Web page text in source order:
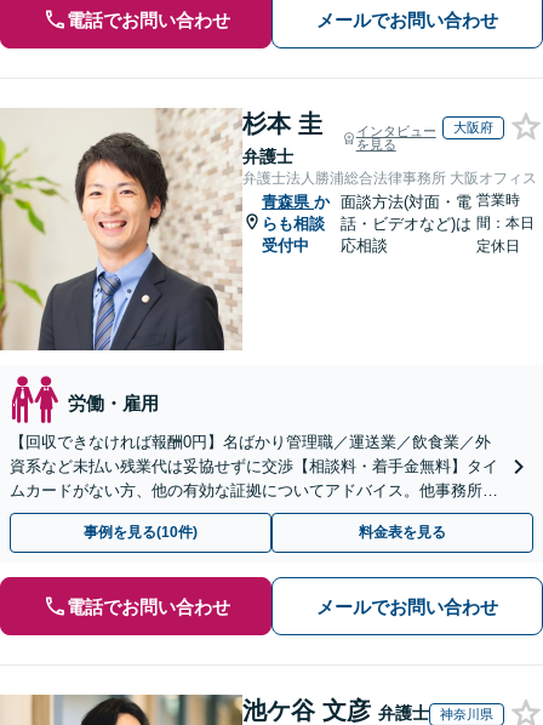
電話でお問い合わせ メールでお問い合わせ
杉本 圭
弁護士
インタビュー
を見る
大阪府
弁護士法人勝浦総合法律事務所 大阪オフィス
青森県 か
らも相談
受付中
面談方法(対面・電
話・ビデオなど)は
応相談
営業時
間：本日
定休日
労働・雇用
【回収できなければ報酬0円】名ばかり管理職／運送業／飲食業／外
資系など未払い残業代は妥協せずに交渉【相談料・着手金無料】タイ
ムカードがない方、他の有効な証拠についてアドバイス。他事務所で
断られた方もご相談ください。あなたの権利を守ります！
事例を見る(10件) 料金表を見る
電話でお問い合わせ メールでお問い合わせ
池ケ谷 文彦 弁護士 神奈川県